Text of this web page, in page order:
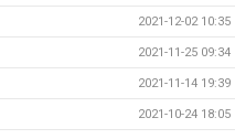
2021-12-02 10:35
2021-11-25 09:34
2021-11-14 19:39
2021-10-24 18:05